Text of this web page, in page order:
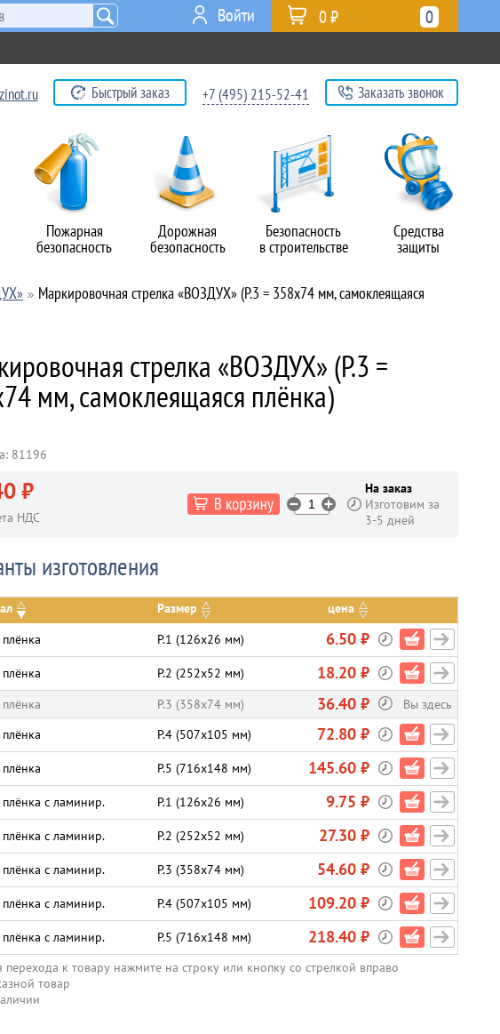
Пожарная
безопасность
Дорожная
безопасность
Безопасность
в строительстве
Средства
защиты
0
0 ₽
Войти
Быстрый заказ +7 (495) 215-52-41 Заказать звонок
Маркировочная стрелка «ВОЗДУХ» (P.3 = 358х74 мм, самоклеящаяся
стрелка «ВОЗДУХ» (P.3 =
мм, самоклеящаяся плёнка)
81196
₽
НДС
На заказ
Изготовим за
3-5 дней
изготовления
Размер
цена
P.1 (126х26 мм) 6.50 ₽
P.2 (252х52 мм) 18.20 ₽
P.3 (358х74 мм) 36.40 ₽
Вы здесь
P.4 (507х105 мм) 72.80 ₽
P.5 (716х148 мм) 145.60 ₽
плёнка с ламинир. P.1 (126х26 мм) 9.75 ₽
плёнка с ламинир. P.2 (252х52 мм) 27.30 ₽
плёнка с ламинир. P.3 (358х74 мм) 54.60 ₽
плёнка с ламинир. P.4 (507х105 мм) 109.20 ₽
плёнка с ламинир. P.5 (716х148 мм) 218.40 ₽
перехода к товару нажмите на строку или кнопку со стрелкой вправо
товар